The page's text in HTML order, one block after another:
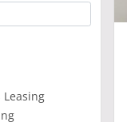
Leasing